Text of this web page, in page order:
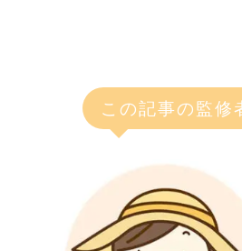
この記事の監修